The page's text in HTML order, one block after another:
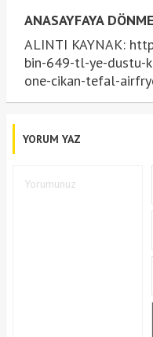
ANASAYFAYA
ALINTI KAYNAK:
bin-649-tl-ye-dustu-
one-cikan-tefal-
YORUM YAZ